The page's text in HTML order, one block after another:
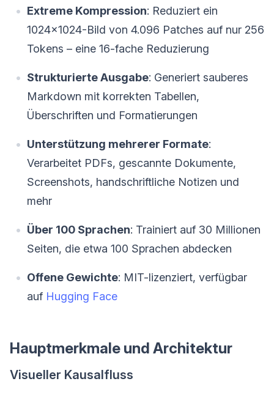
Extreme Kompression: Reduziert ein
1024×1024-Bild von 4.096 Patches auf nur 256
Tokens – eine 16-fache Reduzierung
Strukturierte Ausgabe: Generiert sauberes
Markdown mit korrekten Tabellen,
Überschriften und Formatierungen
Unterstützung mehrerer Formate:
Verarbeitet PDFs, gescannte Dokumente,
Screenshots, handschriftliche Notizen und
mehr
Über 100 Sprachen: Trainiert auf 30 Millionen
Seiten, die etwa 100 Sprachen abdecken
Offene Gewichte: MIT-lizenziert, verfügbar
auf Hugging Face
Hauptmerkmale und Architektur
Visueller Kausalfluss